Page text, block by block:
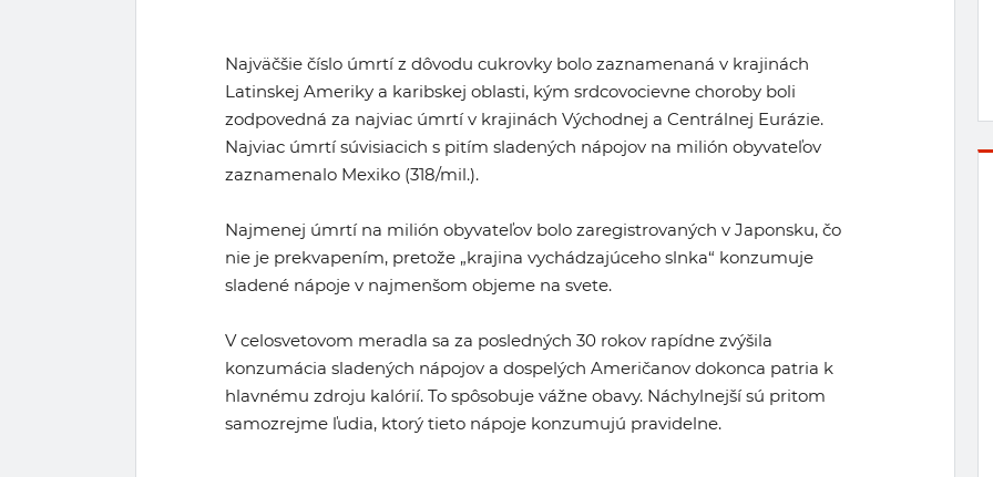
Najväčšie číslo úmrtí z dôvodu cukrovky bolo zaznamenaná v krajinách
Latinskej Ameriky a karibskej oblasti, kým srdcovocievne choroby boli
zodpovedná za najviac úmrtí v krajinách Východnej a Centrálnej Eurázie.
Najviac úmrtí súvisiacich s pitím sladených nápojov na milión obyvateľov
zaznamenalo Mexiko (318/mil.).
Najmenej úmrtí na milión obyvateľov bolo zaregistrovaných v Japonsku, čo
nie je prekvapením, pretože „krajina vychádzajúceho slnka“ konzumuje
sladené nápoje v najmenšom objeme na svete.
V celosvetovom meradla sa za posledných 30 rokov rapídne zvýšila
konzumácia sladených nápojov a dospelých Američanov dokonca patria k
hlavnému zdroju kalórií. To spôsobuje vážne obavy. Náchylnejší sú pritom
samozrejme ľudia, ktorý tieto nápoje konzumujú pravidelne.